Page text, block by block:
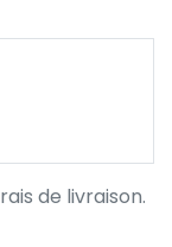
de livraison.